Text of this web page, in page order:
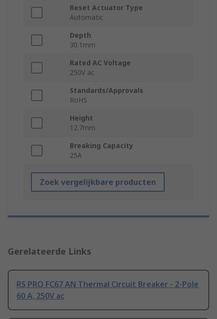
Reset Actuator Type
Automatic
Depth
30.1mm
Rated AC Voltage
250V ac
Standards/Approvals
RoHS
Height
12.7mm
Breaking Capacity
25A
Zoek vergelijkbare producten
Gerelateerde Links
RS PRO FC67 AN Thermal Circuit Breaker - 2-Pole
60 A, 250V ac